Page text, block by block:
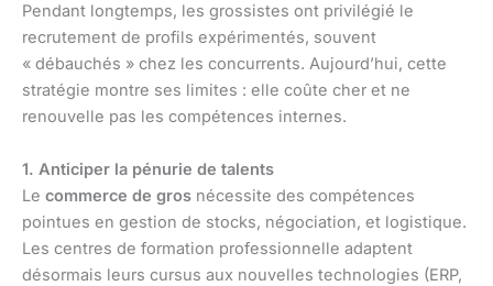
Pendant longtemps, les grossistes ont privilégié le
recrutement de profils expérimentés, souvent
« débauchés » chez les concurrents. Aujourd’hui, cette
stratégie montre ses limites : elle coûte cher et ne
renouvelle pas les compétences internes.
1. Anticiper la pénurie de talents
Le commerce de gros nécessite des compétences
pointues en gestion de stocks, négociation, et logistique.
Les centres de formation professionnelle adaptent
désormais leurs cursus aux nouvelles technologies (ERP,